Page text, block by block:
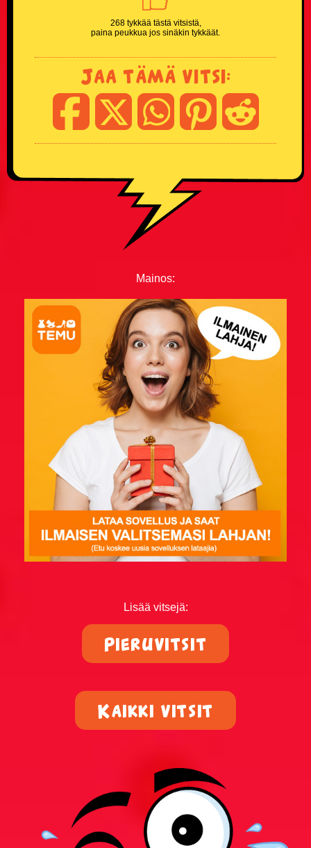
Pikku-Kalle vitsit
Poliisivitsit
Politiikkavitsit
Savolaisvitsit
Suomalainen ruotsalainen ja norjalainen vitsit
Turkulaisvitsit
Urheiluvitsit
Uskonto vitsit
Eniten tykätyt vitsit
Kuukauden katsotuimmat vitsit
100 suosituinta vitsiä
268 tykkää tästä vitsistä,
paina peukkua jos sinäkin tykkäät.
Jaa tämä vitsi:
Mainos:
Lisää vitsejä:
Pieruvitsit
Kaikki vitsit